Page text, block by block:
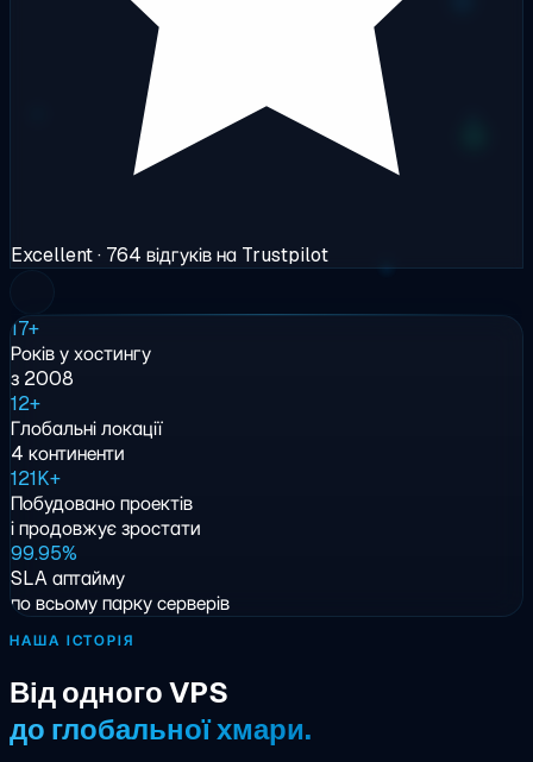
Excellent· 764 відгуків на Trustpilot
17+
Років у хостингу
з 2008
12+
Глобальні локації
4 континенти
121K+
Побудовано проектів
і продовжує зростати
99.95%
SLA аптайму
по всьому парку серверів
НАША ІСТОРІЯ
Від одного VPS
до глобальної хмари.